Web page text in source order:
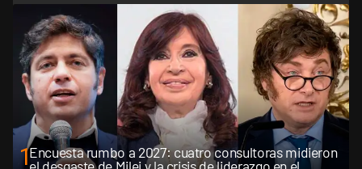
1Encuesta rumbo a 2027: cuatro consultoras midieron